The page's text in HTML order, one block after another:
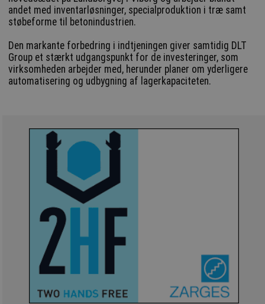
andet med inventarløsninger, specialproduktion i træ samt
støbeforme til betonindustrien.
Den markante forbedring i indtjeningen giver samtidig DLT
Group et stærkt udgangspunkt for de investeringer, som
virksomheden arbejder med, herunder planer om yderligere
automatisering og udbygning af lagerkapaciteten.